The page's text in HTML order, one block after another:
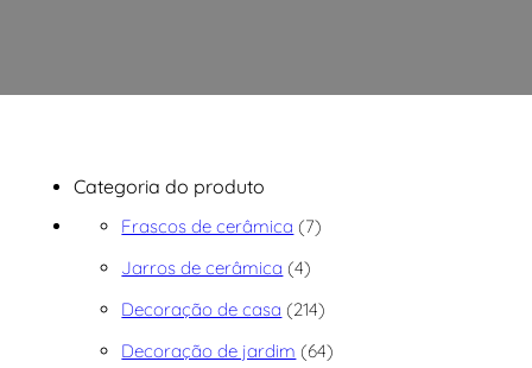
Categoria do produto
Frascos de cerâmica 77 produtos
Jarros de cerâmica
44 produtos
Decoração de casa
214214 produtos
Decoração de jardim
6464 produtos